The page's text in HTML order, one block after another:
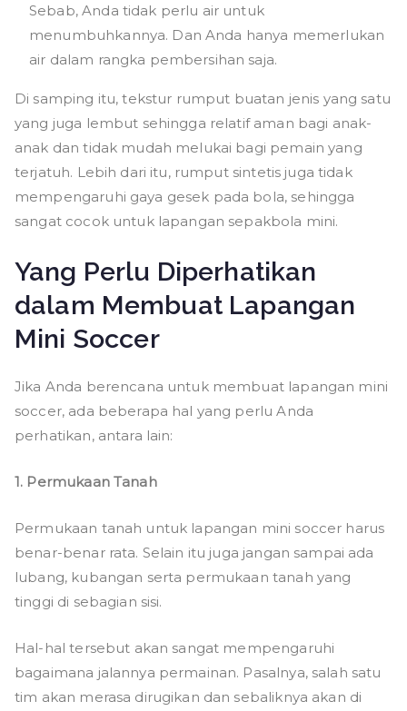
Sebab, Anda tidak perlu air untuk
menumbuhkannya. Dan Anda hanya memerlukan
air dalam rangka pembersihan saja.
Di samping itu, tekstur rumput buatan jenis yang satu
yang juga lembut sehingga relatif aman bagi anak-
anak dan tidak mudah melukai bagi pemain yang
terjatuh. Lebih dari itu, rumput sintetis juga tidak
mempengaruhi gaya gesek pada bola, sehingga
sangat cocok untuk lapangan sepakbola mini.
Yang Perlu Diperhatikan
dalam Membuat Lapangan
Mini Soccer
Jika Anda berencana untuk membuat lapangan mini
soccer, ada beberapa hal yang perlu Anda
perhatikan, antara lain:
1. Permukaan Tanah
Permukaan tanah untuk lapangan mini soccer harus
benar-benar rata. Selain itu juga jangan sampai ada
lubang, kubangan serta permukaan tanah yang
tinggi di sebagian sisi.
Hal-hal tersebut akan sangat mempengaruhi
bagaimana jalannya permainan. Pasalnya, salah satu
tim akan merasa dirugikan dan sebaliknya akan di